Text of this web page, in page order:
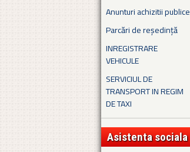
Anunturi achizitii publice
Parcări de reședință
INREGISTRARE
VEHICULE
SERVICIUL DE
TRANSPORT IN REGIM
DE TAXI
Asistenta sociala